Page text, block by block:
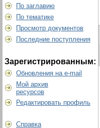
По заглавию
По тематике
Просмотр документов
Последние поступления
Зарегистрированным:
Обновления на e-mail
Мой архив
ресурсов
Редактировать профиль
Справка